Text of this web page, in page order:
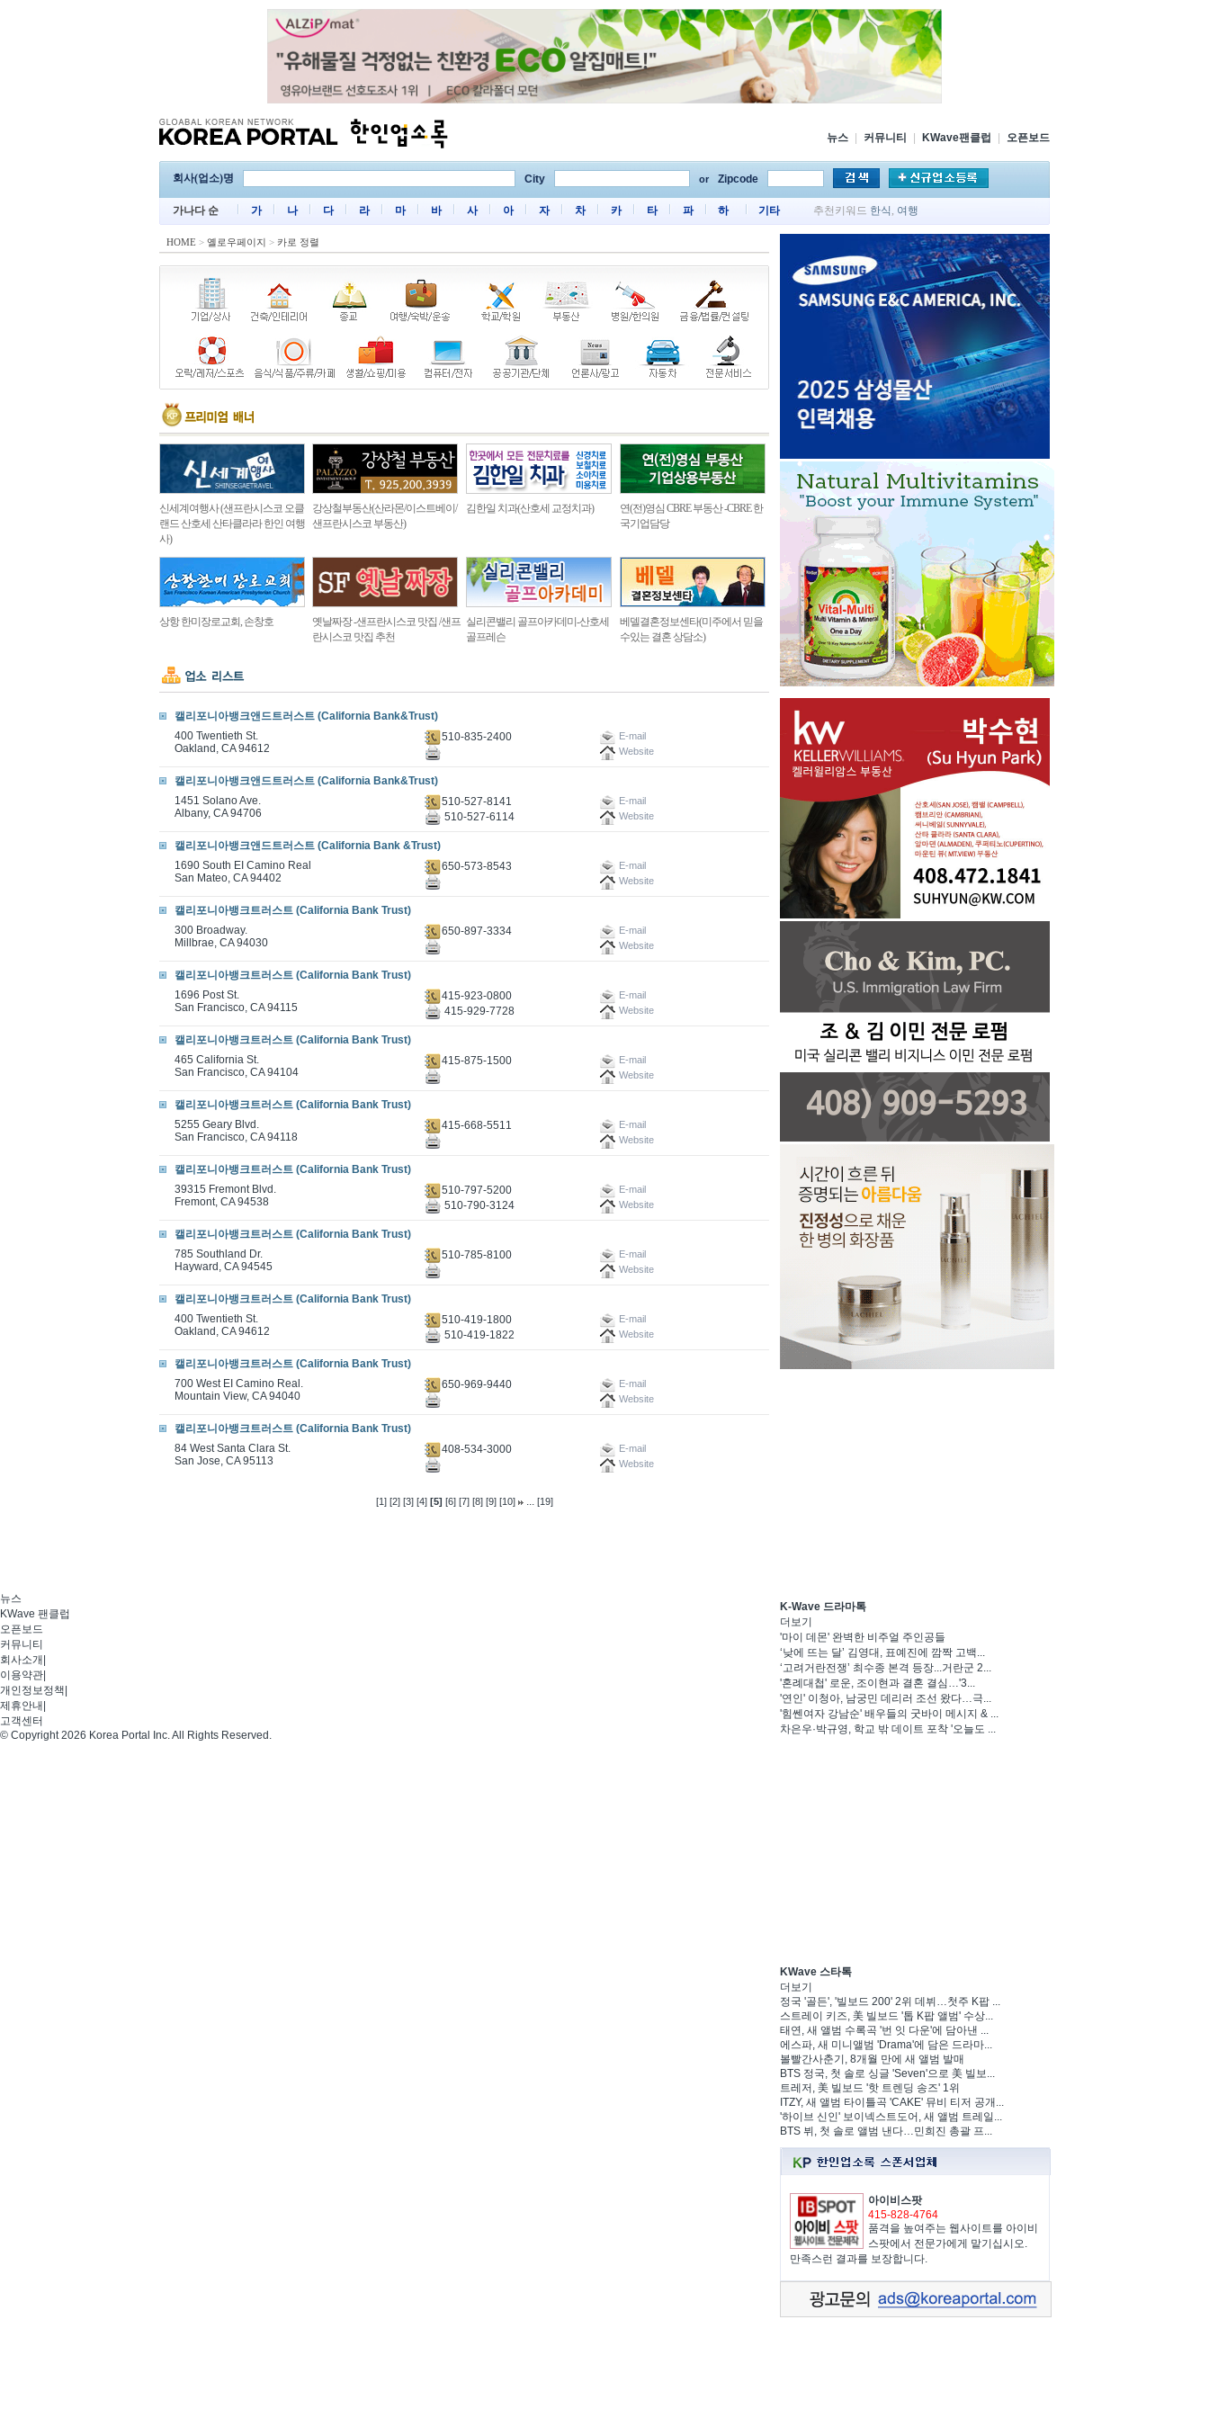
뉴스 커뮤니티 KWave팬클럽 오픈보드
회사(업소)명 City or Zipcode
가나다 순 가 나 다 라 마 바 사 아 자 차 카 타 파 하 기타 추천키워드 한식 , 여행
HOME > 옐로우페이지 > 카로 정렬
신세계여행사 (샌프란시스코 오클
랜드 산호세 산타클라라 한인 여행
사)
강상철부동산(산라몬/이스트베이/
샌프란시스코 부동산)
김한일 치과(산호세 교정치과)
연(전)영심 CBRE 부동산 -CBRE 한
국기업담당
상항 한미장로교회, 손창호
옛날짜장 -샌프란시스코 맛집 /샌프
란시스코 맛집 추천
실리콘밸리 골프아카데미-산호세
골프레슨
베델결혼정보센타(미주에서 믿을
수있는 결혼 상담소)
캘리포니아뱅크앤드트러스트 (California Bank&Trust)
400 Twentieth St.
Oakland, CA 94612
510-835-2400
E-mail
Website
캘리포니아뱅크앤드트러스트 (California Bank&Trust)
1451 Solano Ave.
Albany, CA 94706
510-527-8141 E-mail
510-527-6114 Website
캘리포니아뱅크앤드트러스트 (California Bank &Trust)
1690 South EI Camino Real
San Mateo, CA 94402
650-573-8543
E-mail
Website
캘리포니아뱅크트러스트 (California Bank Trust)
300 Broadway.
Millbrae, CA 94030
650-897-3334
E-mail
Website
캘리포니아뱅크트러스트 (California Bank Trust)
1696 Post St.
San Francisco, CA 94115
415-923-0800 E-mail
415-929-7728 Website
캘리포니아뱅크트러스트 (California Bank Trust)
465 California St.
San Francisco, CA 94104
415-875-1500
E-mail
Website
캘리포니아뱅크트러스트 (California Bank Trust)
5255 Geary Blvd.
San Francisco, CA 94118
415-668-5511
E-mail
Website
캘리포니아뱅크트러스트 (California Bank Trust)
39315 Fremont Blvd.
Fremont, CA 94538
510-797-5200 E-mail
510-790-3124 Website
캘리포니아뱅크트러스트 (California Bank Trust)
785 Southland Dr.
Hayward, CA 94545
510-785-8100
E-mail
Website
캘리포니아뱅크트러스트 (California Bank Trust)
400 Twentieth St.
Oakland, CA 94612
510-419-1800 E-mail
510-419-1822 Website
캘리포니아뱅크트러스트 (California Bank Trust)
700 West EI Camino Real.
Mountain View, CA 94040
650-969-9440
E-mail
Website
캘리포니아뱅크트러스트 (California Bank Trust)
84 West Santa Clara St.
San Jose, CA 95113
408-534-3000
E-mail
Website
[1] [2] [3] [4] [5] [6] [7] [8] [9] [10] ... [19]
K-Wave 드라마톡
더보기
'마이 데몬' 완벽한 비주얼 주인공들
‘낮에 뜨는 달’ 김영대, 표예진에 깜짝 고백...
‘고려거란전쟁’ 최수종 본격 등장...거란군 2...
'혼례대첩' 로운, 조이현과 결혼 결심…'3...
'연인' 이청아, 남궁민 데리러 조선 왔다…극...
'힘쎈여자 강남순' 배우들의 굿바이 메시지 & ...
차은우·박규영, 학교 밖 데이트 포착 '오늘도 ...
KWave 스타톡
더보기
정국 '골든', '빌보드 200' 2위 데뷔…첫주 K팝 ...
스트레이 키즈, 美 빌보드 '톱 K팝 앨범' 수상...
태연, 새 앨범 수록곡 '번 잇 다운'에 담아낸 ...
에스파, 새 미니앨범 'Drama'에 담은 드라마...
볼빨간사춘기, 8개월 만에 새 앨범 발매
BTS 정국, 첫 솔로 싱글 'Seven'으로 美 빌보...
트레저, 美 빌보드 '핫 트렌딩 송즈' 1위
ITZY, 새 앨범 타이틀곡 'CAKE' 뮤비 티저 공개...
'하이브 신인' 보이넥스트도어, 새 앨범 트레일...
BTS 뷔, 첫 솔로 앨범 낸다…민희진 총괄 프...
아이비스팟
415-828-4764
품격을 높여주는 웹사이트를 아이비
스팟에서 전문가에게 맡기십시오.
만족스런 결과를 보장합니다.
뉴스
KWave 팬클럽
오픈보드
커뮤니티
회사소개
이용약관
개인정보정책
제휴안내
고객센터
© Copyright 2026 Korea Portal Inc. All Rights Reserved.